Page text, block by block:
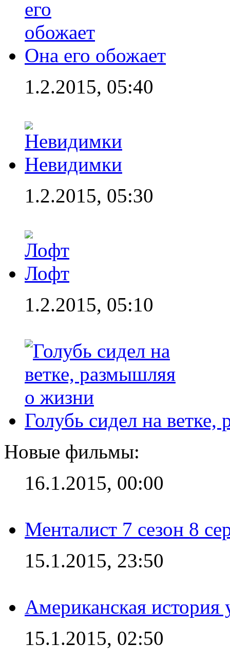
Она его обожает
1.2.2015, 05:40
Невидимки
1.2.2015, 05:30
Лофт
1.2.2015, 05:10
Голубь сидел на
Новые фильмы:
16.1.2015, 00:00
Менталист 7 сезон 8
15.1.2015, 23:50
Американская история
15.1.2015, 02:50